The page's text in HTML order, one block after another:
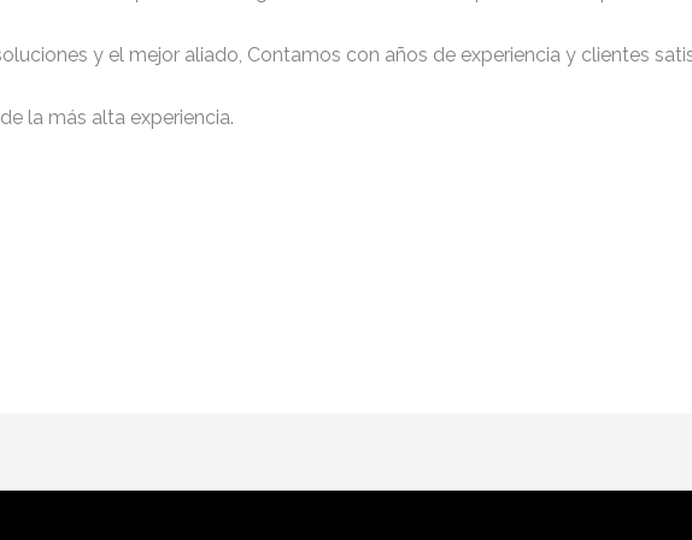
y el mejor aliado, Contamos con años de experiencia y clientes
la más alta experiencia.